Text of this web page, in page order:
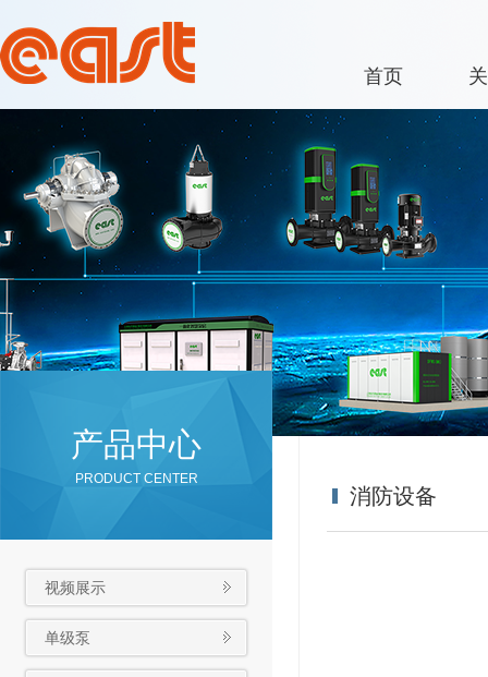
首页
产品中心
PRODUCT CENTER
视频展示
单级泵
消防设备